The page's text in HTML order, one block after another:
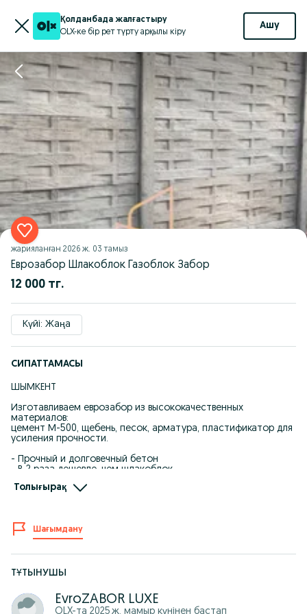
Қолданбада жалғастыру
OLX-ке бір рет түрту арқылы кіру
Ашу
жарияланған 2026 ж. 03 тамыз
Еврозабор Шлакоблок Газоблок Забор
12 000 тг.
Күйі: Жаңа
СИПАТТАМАСЫ
ШЫМКЕНТ
Изготавливаем еврозабор из высококачественных
материалов:
цемент М-500, щебень, песок, арматура, пластификатор для
усиления прочности.
- Прочный и долговечный бетон
- В 2 раза дешевле, чем шлакоблок
Есть возможность рассрочки через банк.
тапсырыс қабылдаймыз.
Цемент М-500, құм, қиыршық тас, арматура және
пластификатор бетонның беріктігін арттырады.
- Шлакоблоктан 2 есе арзан
- Жылдам орнату
Толығырақ
Шағымдану
ТҰТЫНУШЫ
EvroZABOR LUXE
OLX-та 2025 ж. мамыр күнінен бастап